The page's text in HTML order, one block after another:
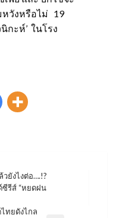
วังหรือไม่ 19
กะห์’ ในโรง
วยังไงต่อ….!?
รีส์ “หยดฝน
ทยดังไกล